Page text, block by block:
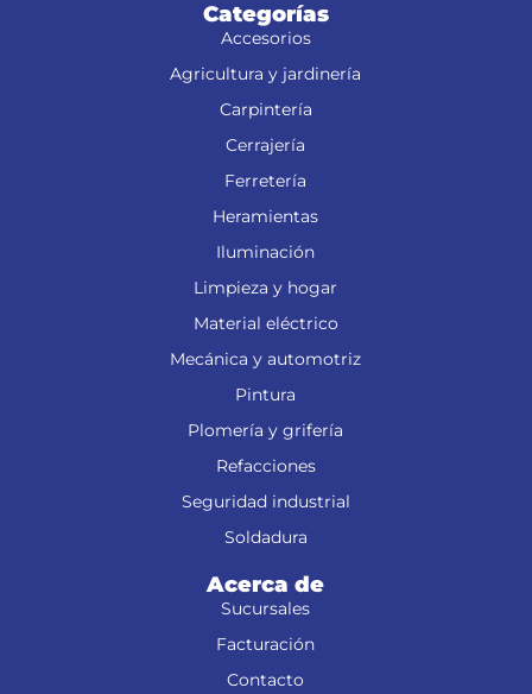
Categorías
Accesorios
Agricultura y jardinería
Carpintería
Cerrajería
Ferretería
Heramientas
Iluminación
Limpieza y hogar
Material eléctrico
Mecánica y automotriz
Pintura
Plomería y grifería
Refacciones
Seguridad industrial
Soldadura
Acerca de
Sucursales
Facturación
Contacto